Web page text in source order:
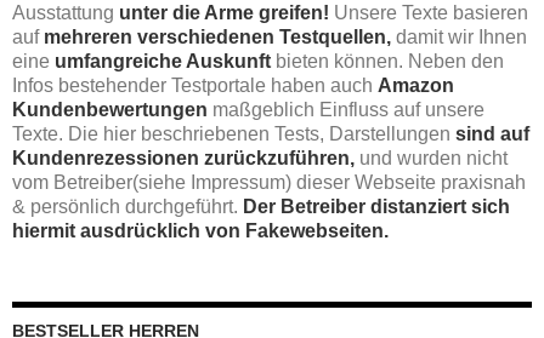
Ausstattung unter die Arme greifen! Unsere Texte basieren
aufmehreren verschiedenen Testquellen, damit wir Ihnen
eine umfangreiche Auskunft bieten können. Neben den
Infos bestehender Testportale haben auch Amazon
Kundenbewertungen maßgeblich Einfluss auf unsere
Texte. Die hier beschriebenen Tests, Darstellungen sind auf
Kundenrezessionen zurückzuführen, und wurden nicht
vom Betreiber(siehe Impressum) dieser Webseite praxisnah
& persönlich durchgeführt. Der Betreiber distanziert sich
hiermit ausdrücklich von Fakewebseiten.
BESTSELLER HERREN